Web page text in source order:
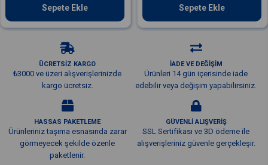
Sepete Ekle Sepete Ekle
ÜCRETSİZ KARGO
₺3000 ve üzeri alışverişlerinizde
kargo ücretsiz.
İADE VE DEĞİŞİM
Ürünleri 14 gün içerisinde iade
edebilir veya değişim yapabilirsiniz.
HASSAS PAKETLEME
Ürünleriniz taşıma esnasında zarar
görmeyecek şekilde özenle
paketlenir.
GÜVENLİ ALIŞVERİŞ
SSL Sertifikası ve 3D ödeme ile
alışverişleriniz güvenle gerçekleşir.